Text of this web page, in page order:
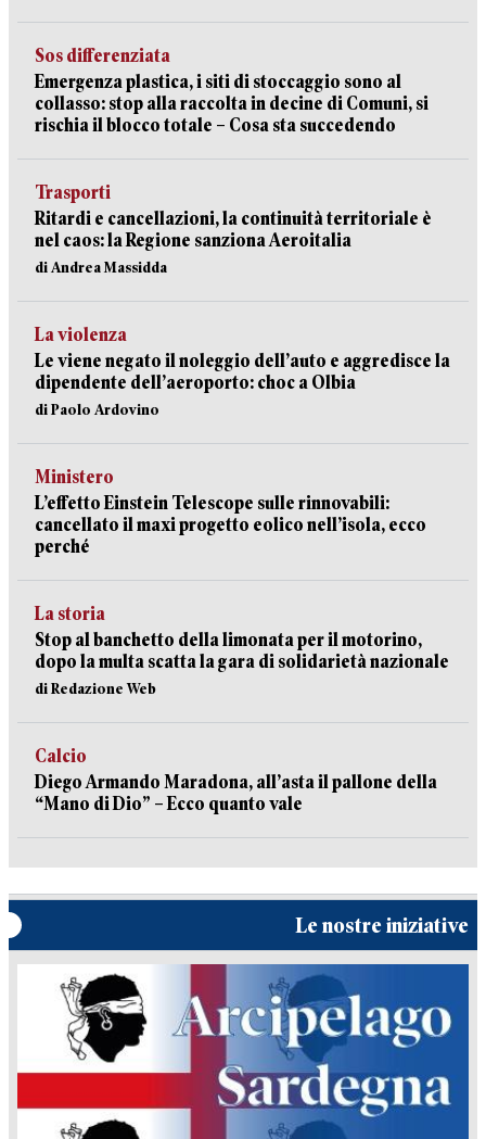
Sos differenziata
Emergenza plastica, i siti di stoccaggio sono al
collasso: stop alla raccolta in decine di Comuni, si
rischia il blocco totale – Cosa sta succedendo
Trasporti
Ritardi e cancellazioni, la continuità territoriale è
nel caos: la Regione sanziona Aeroitalia
di Andrea Massidda
La violenza
Le viene negato il noleggio dell’auto e aggredisce la
dipendente dell’aeroporto: choc a Olbia
di Paolo Ardovino
Ministero
L’effetto Einstein Telescope sulle rinnovabili:
cancellato il maxi progetto eolico nell’isola, ecco
perché
La storia
Stop al banchetto della limonata per il motorino,
dopo la multa scatta la gara di solidarietà nazionale
di Redazione Web
Calcio
Diego Armando Maradona, all’asta il pallone della
“Mano di Dio” – Ecco quanto vale
Le nostre iniziative